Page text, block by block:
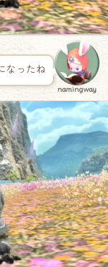
なったね
namingway